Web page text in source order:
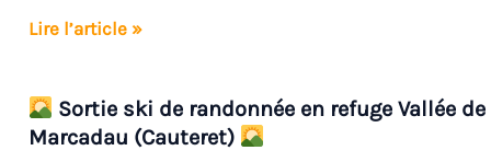
ski
de
Lire l’article »
Sortie ski de randonnée en refuge Vallée de
Marcadau (Cauteret)